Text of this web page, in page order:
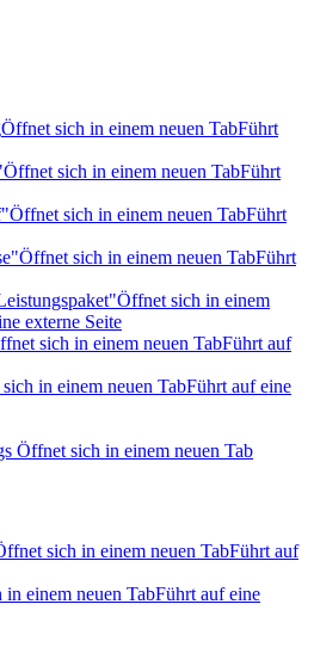
Öffnet sich in einem neuen TabFührt
Öffnet sich in einem neuen TabFührt
Öffnet sich in einem neuen TabFührt
Öffnet sich in einem neuen TabFührt
Öffnet sich in einem
externe Seite
sich in einem neuen TabFührt auf
in einem neuen TabFührt auf eine
Öffnet sich in einem neuen Tab
sich in einem neuen TabFührt auf
einem neuen TabFührt auf eine